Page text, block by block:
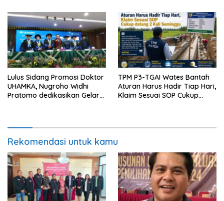
Lulus Sidang Promosi Doktor
UHAMKA, Nugroho Widhi
Pratomo dedikasikan Gelar
TPM P3-TGAI Wates Bantah
Aturan Harus Hadir Tiap Hari,
Klaim Sesuai SOP Cukup
Rekomendasi untuk kamu